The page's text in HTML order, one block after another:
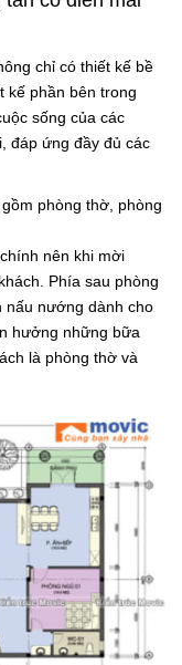
chỉ có thiết kế bề
kế phần bên trong
sống của các
đáp ứng đầy đủ các
phòng thờ, phòng
nên khi mời
Phía sau phòng
nấu nướng dành cho
hưởng những bữa
là phòng thờ và